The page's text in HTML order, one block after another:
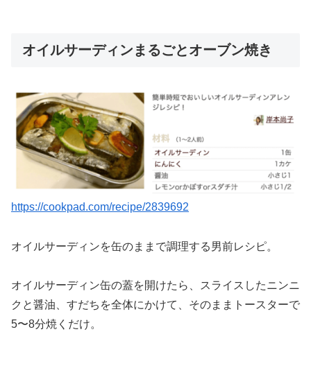
オイルサーディンまるごとオーブン焼き
https://cookpad.com/recipe/2839692
オイルサーディンを缶のままで調理する男前レシピ。
オイルサーディン缶の蓋を開けたら、スライスしたニンニ
クと醤油、すだちを全体にかけて、そのままトースターで
5〜8分焼くだけ。